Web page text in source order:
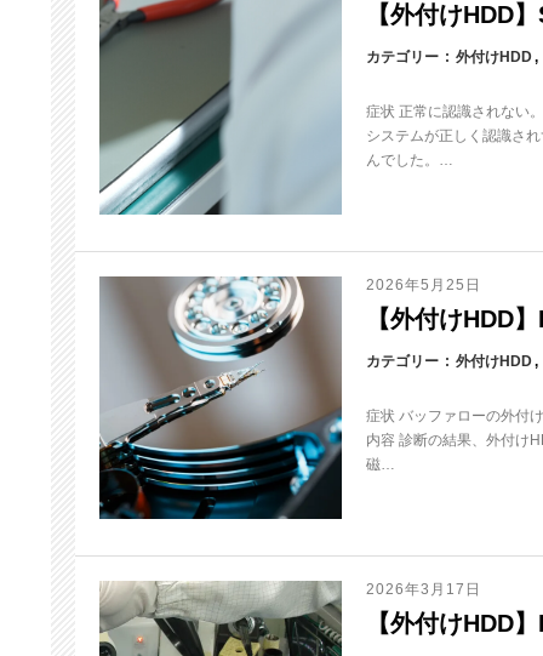
【外付けHDD
カテゴリー 外付けHDD
症状 正常に認識されない
システムが正しく認識さ
んでした。…
2026年5月25日
【外付けHDD
カテゴリー 外付けHDD
症状 バッファローの外付
内容 診断の結果、外付け
磁…
2026年3月17日
【外付けHDD